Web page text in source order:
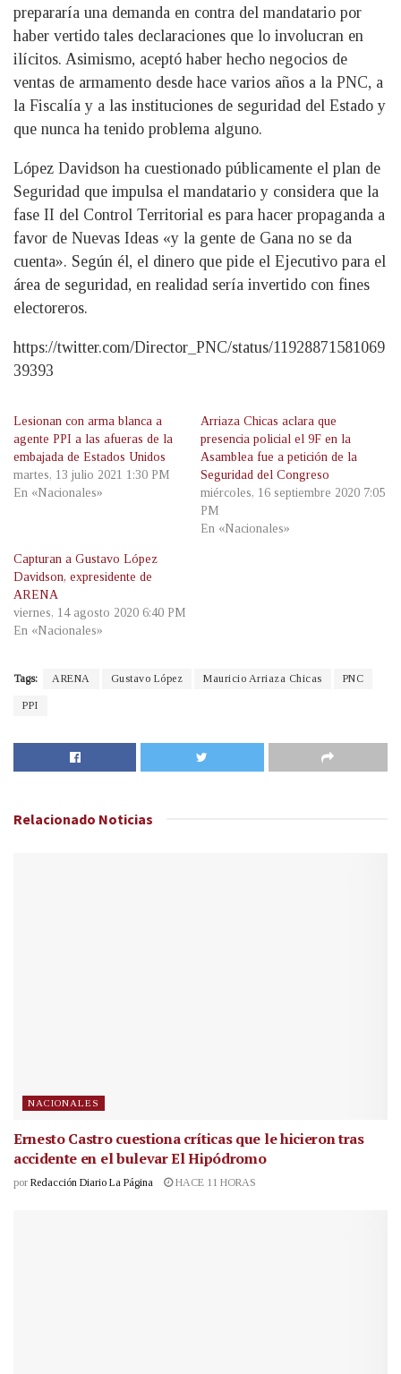
prepararía una demanda en contra del mandatario por
haber vertido tales declaraciones que lo involucran en
ilícitos. Asimismo, aceptó haber hecho negocios de
ventas de armamento desde hace varios años a la PNC, a
la Fiscalía y a las instituciones de seguridad del Estado y
que nunca ha tenido problema alguno.
López Davidson ha cuestionado públicamente el plan de
Seguridad que impulsa el mandatario y considera que la
fase II del Control Territorial es para hacer propaganda a
favor de Nuevas Ideas «y la gente de Gana no se da
cuenta». Según él, el dinero que pide el Ejecutivo para el
área de seguridad, en realidad sería invertido con fines
electoreros.
https://twitter.com/Director_PNC/status/11928871581069
39393
Lesionan con arma blanca a
agente PPI a las afueras de la
embajada de Estados Unidos
martes, 13 julio 2021 1:30 PM
En «Nacionales»
Arriaza Chicas aclara que
presencia policial el 9F en la
Asamblea fue a petición de la
Seguridad del Congreso
miércoles, 16 septiembre 2020 7:05
PM
En «Nacionales»
Capturan a Gustavo López
Davidson, expresidente de
ARENA
viernes, 14 agosto 2020 6:40 PM
En «Nacionales»
Tags: ARENA Gustavo López Mauricio Arriaza Chicas PNC
PPI
Relacionado Noticias
NACIONALES
Ernesto Castro cuestiona críticas que le hicieron tras
accidente en el bulevar El Hipódromo
por Redacción Diario La Página HACE 11 HORAS